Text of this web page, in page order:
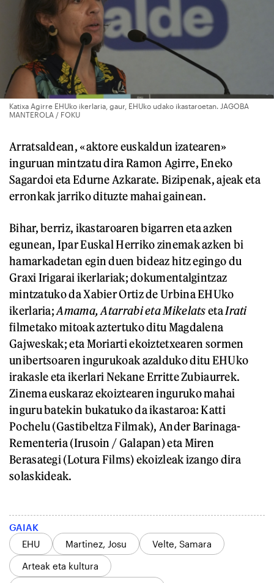
Katixa Agirre EHUko ikerlaria, gaur, EHUko udako ikastaroetan. JAGOBA
MANTEROLA / FOKU
Arratsaldean, «aktore euskaldun izatearen»
inguruan mintzatu dira Ramon Agirre, Eneko
Sagardoi eta Edurne Azkarate. Bizipenak, ajeak eta
erronkak jarriko dituzte mahai gainean.
Bihar, berriz, ikastaroaren bigarren eta azken
egunean, Ipar Euskal Herriko zinemak azken bi
hamarkadetan egin duen bideaz hitz egingo du
Graxi Irigarai ikerlariak; dokumentalgintzaz
mintzatuko da Xabier Ortiz de Urbina EHUko
ikerlaria;Amama, Atarrabi eta MikelatsetaIrati
filmetako mitoak aztertuko ditu Magdalena
Gajweskak; eta Moriarti ekoiztetxearen sormen
unibertsoaren ingurukoak azalduko ditu EHUko
irakasle eta ikerlari Nekane Erritte Zubiaurrek.
Zinema euskaraz ekoiztearen inguruko mahai
inguru batekin bukatuko da ikastaroa: Katti
Pochelu (Gastibeltza Filmak), Ander Barinaga-
Rementeria (Irusoin / Galapan) eta Miren
Berasategi (Lotura Films) ekoizleak izango dira
solaskideak.
GAIAK
EHU
Martinez, Josu
Velte, Samara
Arteak eta kultura